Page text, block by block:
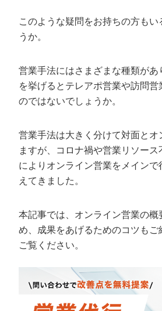
社内コンペ
定額制営業代行『カリトルくん』
営業改善特化の動画制作『動画でカ
ん』
拡散付1日密着動画制作『まるごと社
定額制LP制作・改善『最強LP』
お役立ち資料
道場TOP
エンジニア
YouTubeディレクター
年収エージェント
ミッション・ビジョン・バリュー
代表メッセージ（岩野圭佑）
認定パートナー
動画ディレクター
このような疑問をお持ちの方もい
うか。
営業手法にはさまざまな種類があ
を挙げるとテレアポ営業や訪問
のではないでしょうか。
営業手法は大きく分けて対面とオ
ますが、コロナ禍や営業リソー
によりオンライン営業をメインで
えてきました。
本記事では、オンライン営業の概
め、成果をあげるためのコツもご
ご覧ください。